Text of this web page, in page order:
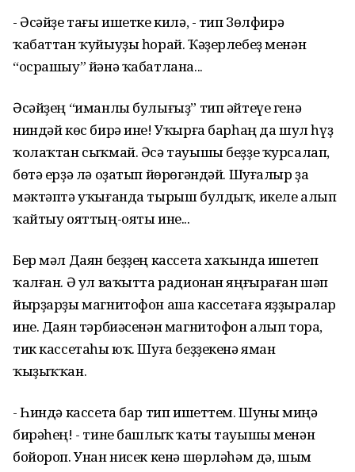
- Әсәйҙе тағы ишетке килә, - тип Зөлфирә
ҡабаттан ҡуйыуҙы һорай. Ҡәҙерлебеҙ менән
“осрашыу” йәнә ҡабатлана...
Әсәйҙең “иманлы булығыҙ” тип әйтеүе генә
ниндәй көс бирә ине! Уҡырға барһаң да шул һүҙ
ҡолаҡтан сыҡмай. Әсә тауышы беҙҙе ҡурсалап,
бөтә ерҙә лә оҙатып йөрөгәндәй. Шуғалыр ҙа
мәктәптә уҡығанда тырыш булдыҡ, икеле алып
ҡайтыу ояттың-ояты ине...
Бер мәл Даян беҙҙең кассета хаҡында ишетеп
ҡалған. Ә ул ваҡытта радионан яңғыраған шәп
йырҙарҙы магнитофон аша кассетаға яҙҙыралар
ине. Даян тәрбиәсенән магнитофон алып тора,
тик кассетаһы юҡ. Шуға беҙҙекенә яман
ҡыҙыҡҡан.
- Һиндә кассета бар тип ишеттем. Шуны миңә
бирәһең! - тине башлыҡ ҡаты тауышы менән
бойороп. Унан нисек кенә шөрләһәм дә, шым